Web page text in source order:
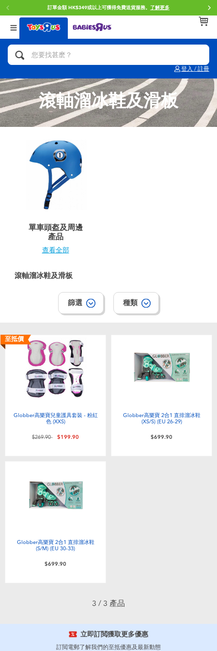
訂單金額 HK$349或以上可獲得免費送貨服務。 了解更多
登入 / 註冊
返回
分類目錄
人氣英雄,角色扮演,射擊玩具
單車,滑板車,騎乘車
拼砌組合及樂高LEGO
手工藝,文具,蠟筆,泥膠,畫板
娃娃, 芭比,收藏公仔
遊戲及拼圖系列
益智學習玩具
戶外及運動用品
角色扮演及造型系列
毛毛公仔玩具
夏日用品
嬰兒及學前玩具
電池
人氣角色
返回
品牌
Brunch Brother 早午餐兄弟
Toy Story反斗奇兵
Spider-Man蜘蛛俠
Play-Doh培樂多
Pokemon寶可夢
LEGO樂高
LeapFrog跳跳蛙
Globber高樂寶
返回
年齢
0~2歳
3~4歳
5~7歳
12~14歳
14歳以上
滾軸溜冰鞋及滑板
單車頭盔及周邊
產品
查看全部
滾軸溜冰鞋及滑板
篩選 種類
至抵價
Globber高樂寶兒童護具套裝 - 粉紅
色 (XXS)
價格從
$269.90至$199.90
Globber高樂寶 2合1 直排溜冰鞋
(XS/S) (EU 26-29)
$699.90
Globber高樂寶 2合1 直排溜冰鞋
(S/M) (EU 30-33)
$699.90
3 / 3 產品
立即訂閲獲取更多優惠
訂閲電郵了解我們的至抵優惠及最新動態